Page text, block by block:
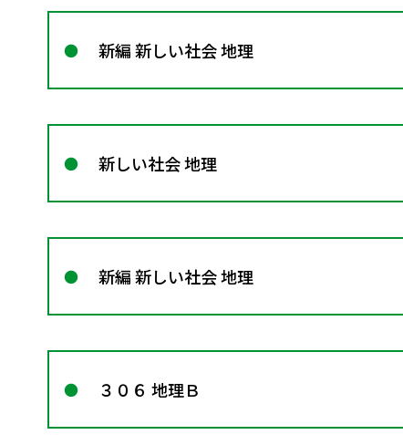
新編 新しい社会 地理
新しい社会 地理
新編 新しい社会 地理
３０６ 地理Ｂ